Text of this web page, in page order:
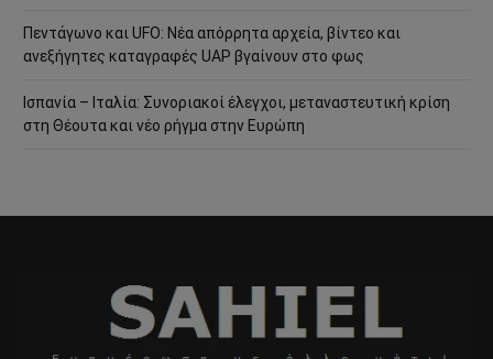
Πεντάγωνο και UFO: Νέα απόρρητα αρχεία, βίντεο και
ανεξήγητες καταγραφές UAP βγαίνουν στο φως
Ισπανία – Ιταλία: Συνοριακοί έλεγχοι, μεταναστευτική κρίση
στη Θέουτα και νέο ρήγμα στην Ευρώπη